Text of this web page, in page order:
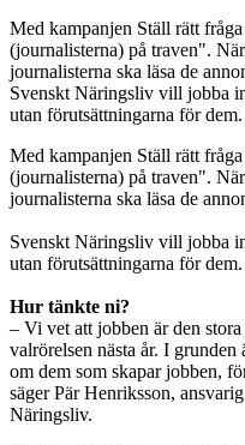
Med kampanjen Ställ rätt
(journalisterna) på traven".
journalisterna ska läsa de
Svenskt Näringsliv vill jobba
utan förutsättningarna för
Med kampanjen Ställ rätt
(journalisterna) på traven".
journalisterna ska läsa de
Svenskt Näringsliv vill jobba
utan förutsättningarna för dem.
Hur tänkte ni?
– Vi vet att jobben är den
valrörelsen nästa år. I
om dem som skapar jobben,
säger Pär Henriksson,
Näringsliv.